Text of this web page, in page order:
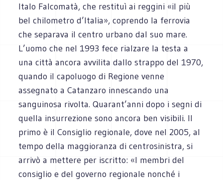
Italo Falcomatà, che restituì ai reggini «il più
bel chilometro d’Italia», coprendo la ferrovia
che separava il centro urbano dal suo mare.
L’uomo che nel 1993 fece rialzare la testa a
una città ancora avvilita dallo strappo del 1970,
quando il capoluogo di Regione venne
assegnato a Catanzaro innescando una
sanguinosa rivolta. Quarant’anni dopo i segni di
quella insurrezione sono ancora ben visibili. Il
primo è il Consiglio regionale, dove nel 2005, al
tempo della maggioranza di centrosinistra, si
arrivò a mettere per iscritto: «I membri del
consiglio e del governo regionale nonché i